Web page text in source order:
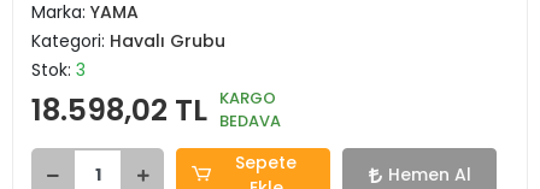
Marka: YAMA
Kategori: Havalı Grubu
Stok: 3
18.598,02 TL KARGO
BEDAVA
Sepete
Hemen Al